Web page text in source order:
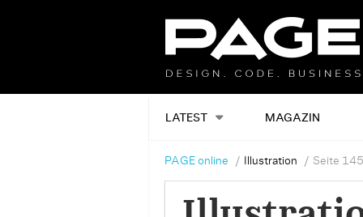
LATEST MAGAZIN
PAGE online Illustration Seite 145